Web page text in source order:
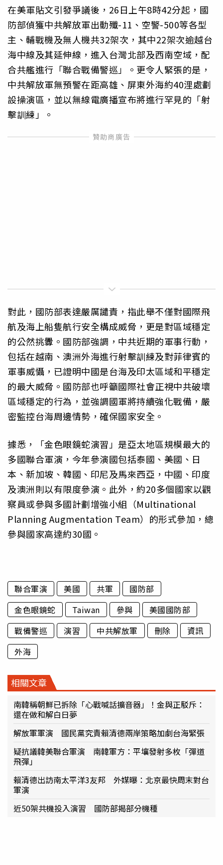
在美軍貼文引發爭議後，26日上午8時42分起，國
防部偵獲中共解放軍出動殲-11、空警-500等各型
主、輔戰機及無人機共32架次，其中22架次逾越台
海中線及其延伸線，進入台灣北部及西南空域，配
合共艦進行「聯合戰備警巡」。更令人緊張的是，
中共解放軍無預警在距高雄、屏東外海約40浬處劃
設操演區，並以無線電廣播宣布將進行罕見的「射
擊訓練」。
對此，國防部表達嚴厲譴責，指此舉不僅對國際飛
航及海上船隻航行安全構成威脅，更是對區域穩定
的公然挑釁。國防部強調，中共近期的軍事行動，
包括在越南、澳洲外海進行射擊訓練及對菲律賓的
軍事威懾，已證明中國是台海及印太區域和平穩定
的最大威脅。國防部也呼籲國際社會正視中共破壞
區域穩定的行為，並強調國軍將持續強化戰備，嚴
密監控台海周邊情勢，確保國家安全。
據悉，「金色眼鏡蛇演習」是亞太地區規模最大的
多國聯合軍演，今年參演國包括泰國、美國、日
本、新加坡、韓國、印尼及馬來西亞，中國、印度
及澳洲則以有限度參演。此外，約20多個國家以觀
察員或參與多國計劃增強小組（Multinational
Planning Augmentation Team）的形式參加，總
參與國家高達約30國。
聯合軍演 美國 共軍
國防部
金色眼鏡蛇
Taiwan 參與
美國國防部
戰備警巡
演習 中共解放軍 刪除
資訊
外海
相關文章
南韓稱朝鮮已拆除「心戰喊話擴音器」！金與正駁斥：
還在做和解白日夢
解放軍軍演 國民黨究責賴清德兩岸策略加劇台海緊張
疑抗議韓美聯合軍演 南韓軍方：平壤發射多枚「彈道
飛彈」
賴清德出訪南太平洋3友邦 外媒曝：北京最快周末對台
軍演
近50架共機投入演習 國防部揭部分機種